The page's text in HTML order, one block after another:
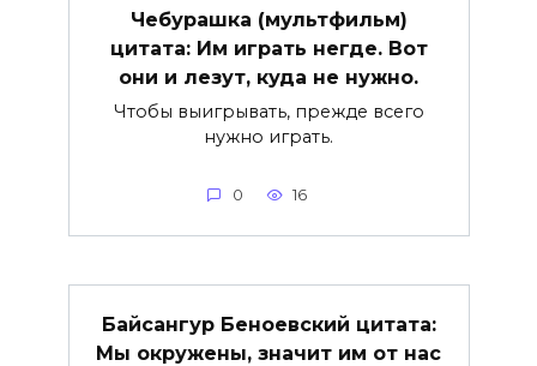
Чебурашка (мультфильм)
цитата: Им играть негде. Вот
они и лезут, куда не нужно.
Чтобы выигрывать, прежде всего
нужно играть.
0 16
Байсангур Беноевский цитата:
Мы окружены, значит им от нас